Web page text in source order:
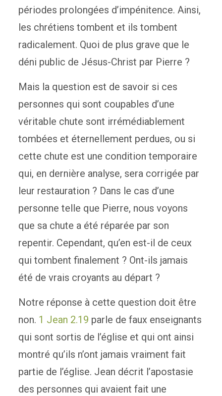
périodes prolongées d’impénitence. Ainsi,
les chrétiens tombent et ils tombent
radicalement. Quoi de plus grave que le
déni public de Jésus-Christ par Pierre ?
Mais la question est de savoir si ces
personnes qui sont coupables d’une
véritable chute sont irrémédiablement
tombées et éternellement perdues, ou si
cette chute est une condition temporaire
qui, en dernière analyse, sera corrigée par
leur restauration ? Dans le cas d’une
personne telle que Pierre, nous voyons
que sa chute a été réparée par son
repentir. Cependant, qu’en est-il de ceux
qui tombent finalement ? Ont-ils jamais
été de vrais croyants au départ ?
Notre réponse à cette question doit être
non. 1 Jean 2.19 parle de faux enseignants
qui sont sortis de l’église et qui ont ainsi
montré qu’ils n’ont jamais vraiment fait
partie de l’église. Jean décrit l’apostasie
des personnes qui avaient fait une